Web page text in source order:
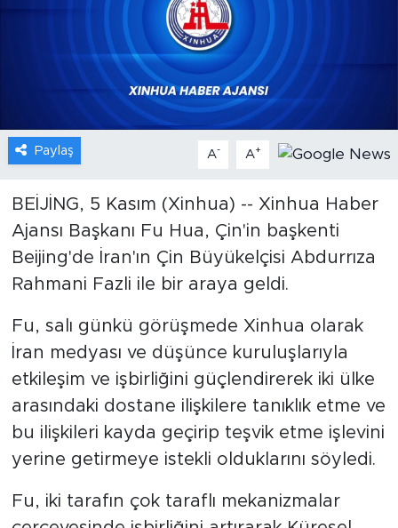
Paylaş A- A+
BEİJİNG, 5 Kasım (Xinhua) -- Xinhua Haber
Ajansı Başkanı Fu Hua, Çin'in başkenti
Beijing'de İran'ın Çin Büyükelçisi Abdurrıza
Rahmani Fazli ile bir araya geldi.
Fu, salı günkü görüşmede Xinhua olarak
İran medyası ve düşünce kuruluşlarıyla
etkileşim ve işbirliğini güçlendirerek iki ülke
arasındaki dostane ilişkilere tanıklık etme ve
bu ilişkileri kayda geçirip teşvik etme işlevini
yerine getirmeye istekli olduklarını söyledi.
Fu, iki tarafın çok taraflı mekanizmalar
Gündem
Video
Sağlık
Foto Haber
Xinhua
Xinhua Türkiye
Seyahat